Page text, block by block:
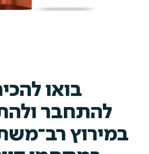
בואו
להתחבר
במירוץ